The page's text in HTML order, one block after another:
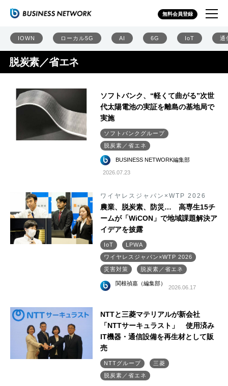
無料会員登録
IOWN ローカル5G AI 6G IoT 通
脱炭素／省エネ
ソフトバンク、“軽くて曲がる”次世
代太陽電池の実証を離島の基地局で
実施
ソフトバンクグループ
脱炭素／省エネ
BUSINESS NETWORK編集部
2026.07.23
ワイヤレスジャパン×WTP 2026
農業、脱炭素、防災… 高専生15チ
ームが「WiCON」で地域課題解決ア
イデアを披露
IoT
LPWA
ワイヤレスジャパン×WTP 2026
災害対策
脱炭素／省エネ
関根禎嘉（編集部）
2026.06.17
NTTと三菱マテリアルが新会社
「NTTサーキュラスト」 使用済み
IT機器・通信設備を再生材として販
売
NTTグループ
三菱
脱炭素／省エネ